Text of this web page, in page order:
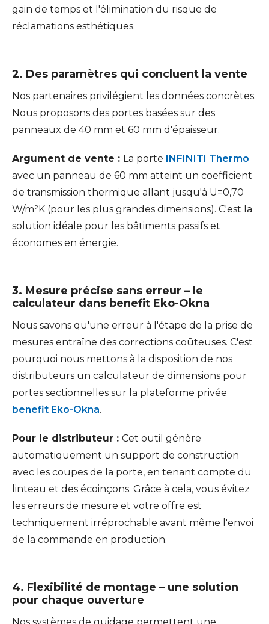
gain de temps et l'élimination du risque de
réclamations esthétiques.
2. Des paramètres qui concluent la vente
Nos partenaires privilégient les données concrètes.
Nous proposons des portes basées sur des
panneaux de 40 mm et 60 mm d'épaisseur.
Argument de vente : La porte INFINITI Thermo
avec un panneau de 60 mm atteint un coefficient
de transmission thermique allant jusqu'à U=0,70
W/m²K (pour les plus grandes dimensions). C'est la
solution idéale pour les bâtiments passifs et
économes en énergie.
3. Mesure précise sans erreur – le
calculateur dans benefit Eko-Okna
Nous savons qu'une erreur à l'étape de la prise de
mesures entraîne des corrections coûteuses. C'est
pourquoi nous mettons à la disposition de nos
distributeurs un calculateur de dimensions pour
portes sectionnelles sur la plateforme privée
benefit Eko-Okna.
Pour le distributeur : Cet outil génère
automatiquement un support de construction
avec les coupes de la porte, en tenant compte du
linteau et des écoinçons. Grâce à cela, vous évitez
les erreurs de mesure et votre offre est
techniquement irréprochable avant même l'envoi
de la commande en production.
4. Flexibilité de montage – une solution
pour chaque ouverture